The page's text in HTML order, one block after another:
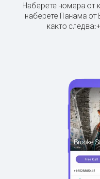
Наберете номера от
наберете Панама от
както следва:+